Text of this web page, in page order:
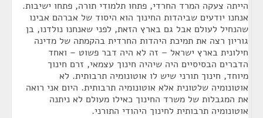
הייתה צעקה המרד החרדי, פתחו תלמודי תורה, פתחו ישיבות.
אנחנו יודעים שביהדות החינוך הוא היסוד של אברהם אבינו
שהנחיל לעולם אבל גם בארץ הזאת, לפני שאנחנו נולדנו, בן
גוריון רצה את תמיכת היהדות החרדית בהקמתה של מדינה
חילונית בארץ ישראל – זה לא היה דבר פשוט – ואחד
הדברים הבסיסיים היה שיהיה חינוך עצמאי, זרם חינוך
מיוחד, חינוך תורני שיש לו אוטונומיה תרבותית. לא
אוטונומיה שלטונית אלא אוטונומיה תרבותית. היום אני רואה
את המגבלות של משרד החינוך כאילו מעולם לא ניתנה
אוטונומיה תרבותית לחינוך היהודי התורני.